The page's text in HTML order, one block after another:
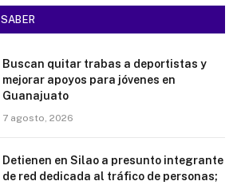
SABER
Buscan quitar trabas a deportistas y
mejorar apoyos para jóvenes en
Guanajuato
7 agosto, 2026
Detienen en Silao a presunto integrante
de red dedicada al tráfico de personas;